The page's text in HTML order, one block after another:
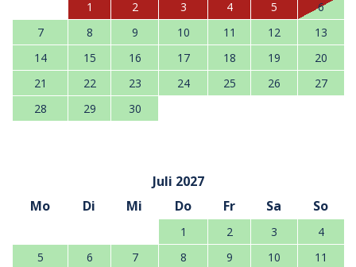
1 2 3 4 5
6
7
8 9 10 11 12
13
14
15 16 17 18 19
20
21
22 23 24 25 26
27
28
29 30
Juli 2027
Mo
Di Mi Do Fr Sa So
1 2 3
4
5
6 7 8 9 10
11